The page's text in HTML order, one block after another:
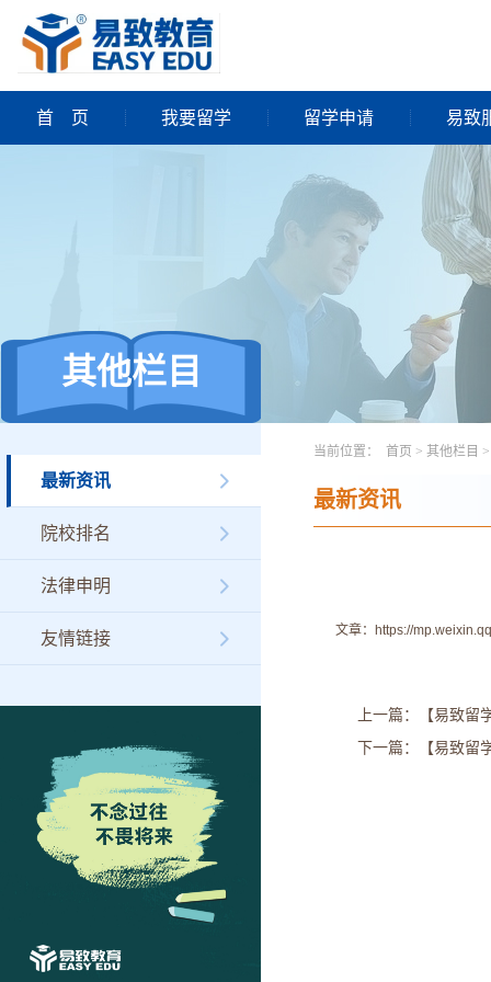
首 页 我要留学 留学申请 易致
其他栏目
最新资讯
院校排名
法律申明
友情链接
当前位置： 首页 > 其他栏目 >
最新资讯
文章： https://
上一篇：【易致
下一篇：【易致留